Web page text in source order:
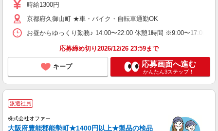
時給1300円
京都府久御山町 ★車・バイク・自転車通勤OK
お昼からゆっくり勤務♪ 14:00〜22:00 休憩1時間 ※9:00〜17:00の
応募締め切り2026/12/26 23:59まで
キープ 応募画面へ進む
かんたん3ステップ！
派遣社員
株式会社オファー
大阪府豊能郡能勢町★1400円以上★製品の検品